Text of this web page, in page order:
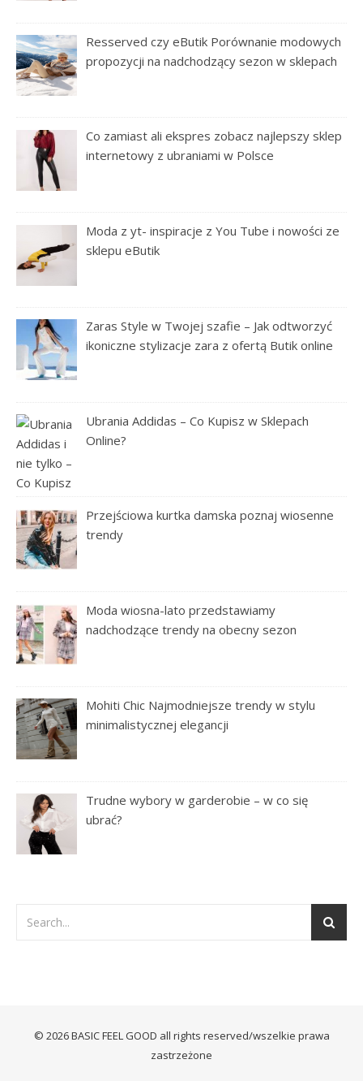
Resserved czy eButik Porównanie modowych
propozycji na nadchodzący sezon w sklepach
Co zamiast ali ekspres zobacz najlepszy sklep
internetowy z ubraniami w Polsce
Moda z yt- inspiracje z You Tube i nowości ze
sklepu eButik
Zaras Style w Twojej szafie – Jak odtworzyć
ikoniczne stylizacje zara z ofertą Butik online
Ubrania Addidas – Co Kupisz w Sklepach
Online?
Przejściowa kurtka damska poznaj wiosenne
trendy
Moda wiosna-lato przedstawiamy
nadchodzące trendy na obecny sezon
Mohiti Chic Najmodniejsze trendy w stylu
minimalistycznej elegancji
Trudne wybory w garderobie – w co się
ubrać?
© 2026 BASIC FEEL GOOD all rights reserved/wszelkie prawa
zastrzeżone